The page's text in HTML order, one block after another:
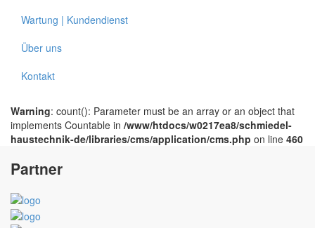
Wartung | Kundendienst
Über uns
Kontakt
Warning: count(): Parameter must be an array or an object that
implements Countable in /www/htdocs/w0217ea8/schmiedel-
haustechnik-de/libraries/cms/application/cms.php on line 460
Partner